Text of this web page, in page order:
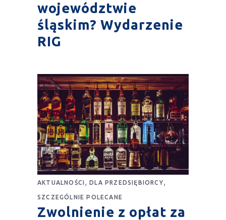
województwie
śląskim? Wydarzenie
RIG
AKTUALNOŚCI,DLA PRZEDSIĘBIORCY,
SZCZEGÓLNIE POLECANE
Zwolnienie z opłat za